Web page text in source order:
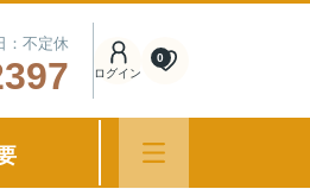
：不定休
ログイン
0